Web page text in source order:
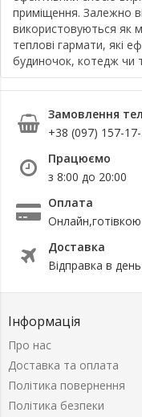
приміщення. Залежно
використовуються як
теплові гармати, які
будиночок, котедж чи
Замовлення
+38 (097) 157-
Працюємо
з 8:00 до 20:00
Оплата
Онлайн,готівкою
Доставка
Відправка в
Інформація
Про нас
Доставка та оплата
Політика повернення
Політика безпеки